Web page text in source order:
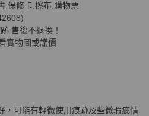
,保修卡,擦布,購物票
售後不退換！
實物圖或議價
，可能有輕微使用痕跡及些微瑕疵情